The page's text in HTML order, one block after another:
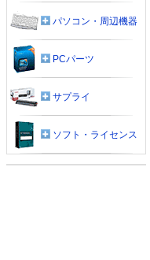
パソコン・周辺機器
PCパーツ
サプライ
ソフト・ライセンス